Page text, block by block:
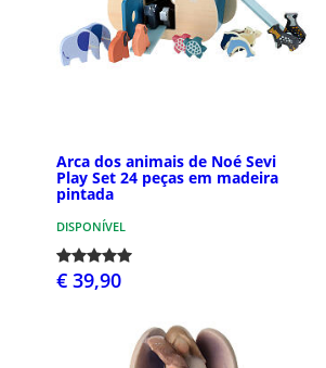
Arca dos animais de Noé Sevi
Play Set 24 peças em madeira
pintada
DISPONÍVEL
€ 39,90